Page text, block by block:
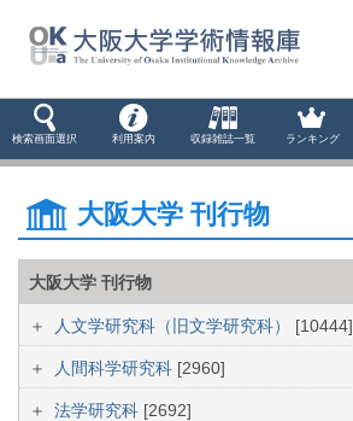
検索画面選択 利用案内 収録雑誌一覧 ランキング
大阪大学 刊行物
大阪大学 刊行物
人文学研究科（旧文学研究科） [10444]
人間科学研究科 [2960]
法学研究科 [2692]